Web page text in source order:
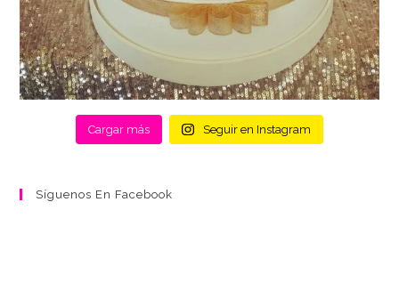
Cargar más Seguir en Instagram
Síguenos En Facebook